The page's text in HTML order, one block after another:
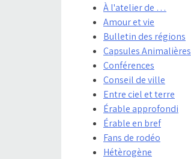
À l'atelier de …
Amour et vie
Bulletin des régions
Capsules Animalières
Conférences
Conseil de ville
Entre ciel et terre
Érable approfondi
Érable en bref
Fans de rodéo
Hétèrogène